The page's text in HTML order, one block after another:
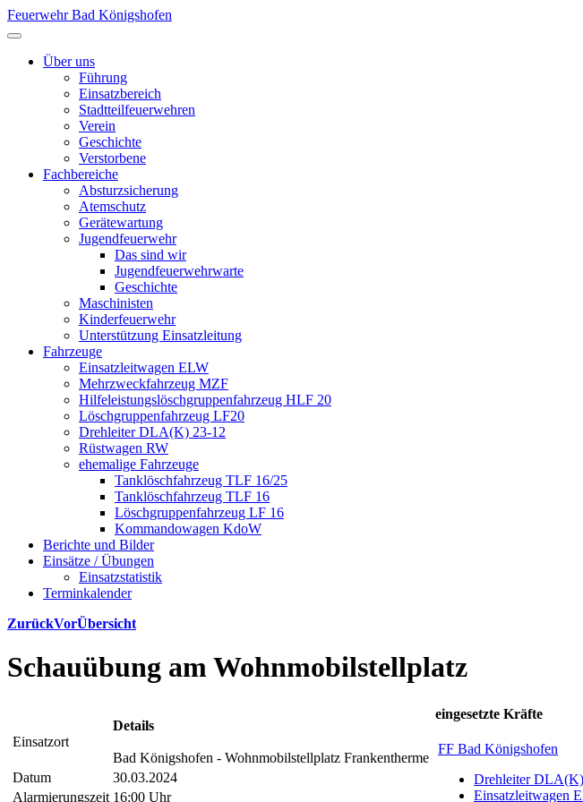
Feuerwehr Bad Königshofen
Über uns
Führung
Einsatzbereich
Stadtteilfeuerwehren
Verein
Geschichte
Verstorbene
Fachbereiche
Absturzsicherung
Atemschutz
Gerätewartung
Jugendfeuerwehr
Das sind wir
Jugendfeuerwehrwarte
Geschichte
Maschinisten
Kinderfeuerwehr
Unterstützung Einsatzleitung
Fahrzeuge
Einsatzleitwagen ELW
Mehrzweckfahrzeug MZF
Hilfeleistungslöschgruppenfahrzeug HLF 20
Löschgruppenfahrzeug LF20
Drehleiter DLA(K) 23-12
Rüstwagen RW
ehemalige Fahrzeuge
Tanklöschfahrzeug TLF 16/25
Tanklöschfahrzeug TLF 16
Löschgruppenfahrzeug LF 16
Kommandowagen KdoW
Berichte und Bilder
Einsätze / Übungen
Einsatzstatistik
Terminkalender
ZurückVorÜbersicht
Schauübung am Wohnmobilstellplatz
Einsatzort
Details
Bad Königshofen - Wohnmobilstellplatz Frankentherme
Datum
30.03.2024
Alarmierungszeit 16:00 Uhr
eingesetzte Kräfte
FF Bad Königshofen
Drehleiter
Einsatzleitwagen